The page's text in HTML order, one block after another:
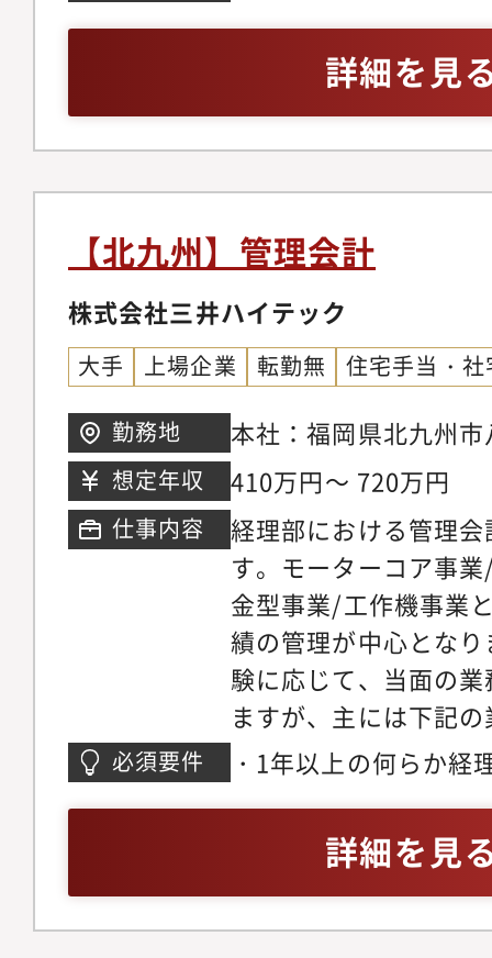
す。そのため、経理
だけでなく、クライ
業全てを提案するこ
ティング、システム
ど、多方面からの経
の前の人を幸せにし
して大切にしており
◆社風・カルチャー・
風があります・1on1
形成や挑戦意欲を認
す・メンター制度を
の教育環境がありま
で若い組織です。新
ランの方にもご入社
り、身近に親身にな
バーがいます・評価
目指すべき方向性や
ができます。公平に
務で使用する主なツ
計・達人・チャット
messenger、Zoom
詳細を見
【北九州】管理会計
株式会社三井ハイテック
大手 上場企業 転勤無 住宅手当・
勤務地 本社：福岡県北九州
想定年収 410万円～ 720万円
仕事内容
経理部における管理
す。モーターコア事
金型事業/工作機事業
績の管理が中心とな
験に応じて、当面の
ますが、主には下記
部業績の管理（月次
析及び報告資料作成
テーションでは連結
際）、開示業務、海
わります。※将来的に
必須要件 ・1年以上の何らか経
詳細を見